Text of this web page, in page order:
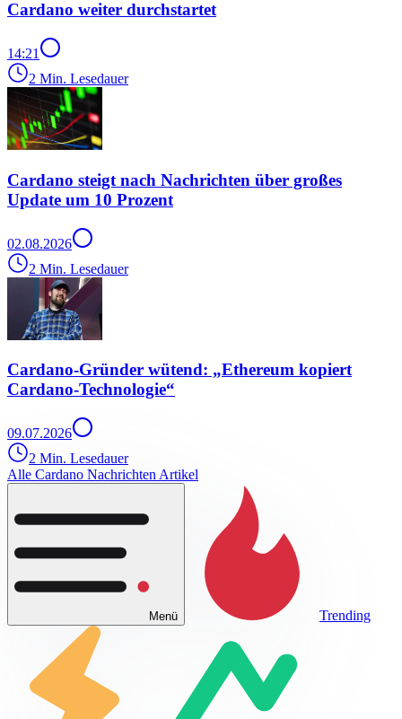
Cardano weiter durchstartet
14:21
2 Min. Lesedauer
Cardano steigt nach Nachrichten über großes
Update um 10 Prozent
02.08.2026
2 Min. Lesedauer
Cardano-Gründer wütend: „Ethereum kopiert
Cardano-Technologie“
09.07.2026
2 Min. Lesedauer
Alle Cardano Nachrichten Artikel
Menü Trending